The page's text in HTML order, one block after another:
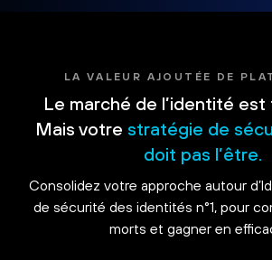
LA VALEUR AJOUTÉE DE
Le marché de l’identité
Mais votre stratégie de
doit pas l’être.
Consolidez votre approche autour
de sécurité des identités n°1, pour
morts et gagner en